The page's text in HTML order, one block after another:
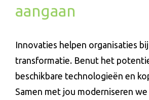
aangaan
Innovaties helpen organisaties
transformatie. Benut het
beschikbare technologieën en
Samen met jou moderniseren